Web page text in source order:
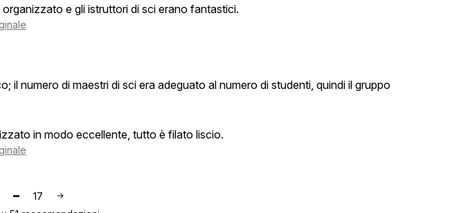
e gli istruttori di sci erano fantastici.
il numero di maestri di sci era adeguato al numero di studenti, quindi il gruppo
in modo eccellente, tutto è filato liscio.
17